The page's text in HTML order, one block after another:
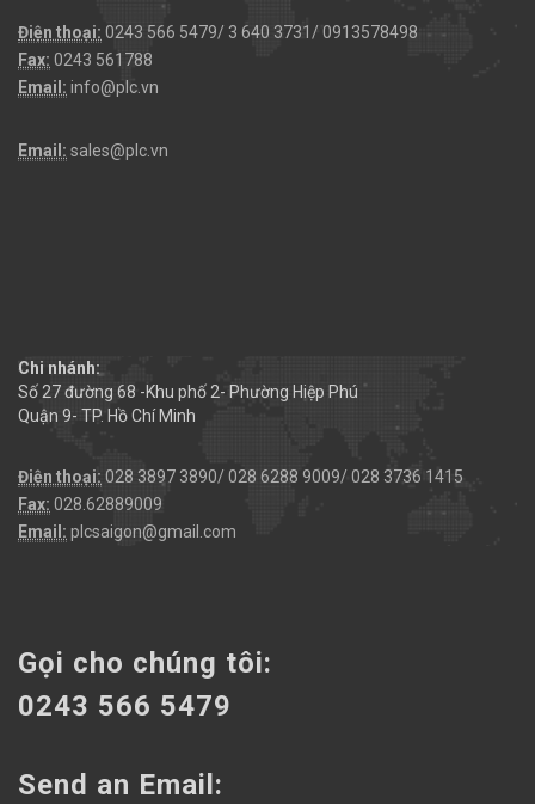
Điện thoại: 0243 566 5479/ 3 640 3731/ 0913578498
Fax: 0243 561788
Email: info@plc.vn
Email: sales@plc.vn
Chi nhánh:
Số 27 đường 68 -Khu phố 2- Phường Hiệp Phú
Quận 9- TP. Hồ Chí Minh
Điện thoại: 028 3897 3890/ 028 6288 9009/ 028 3736 1415
Fax: 028.62889009
Email: plcsaigon@gmail.com
Gọi cho chúng tôi:
0243 566 5479
Send an Email: